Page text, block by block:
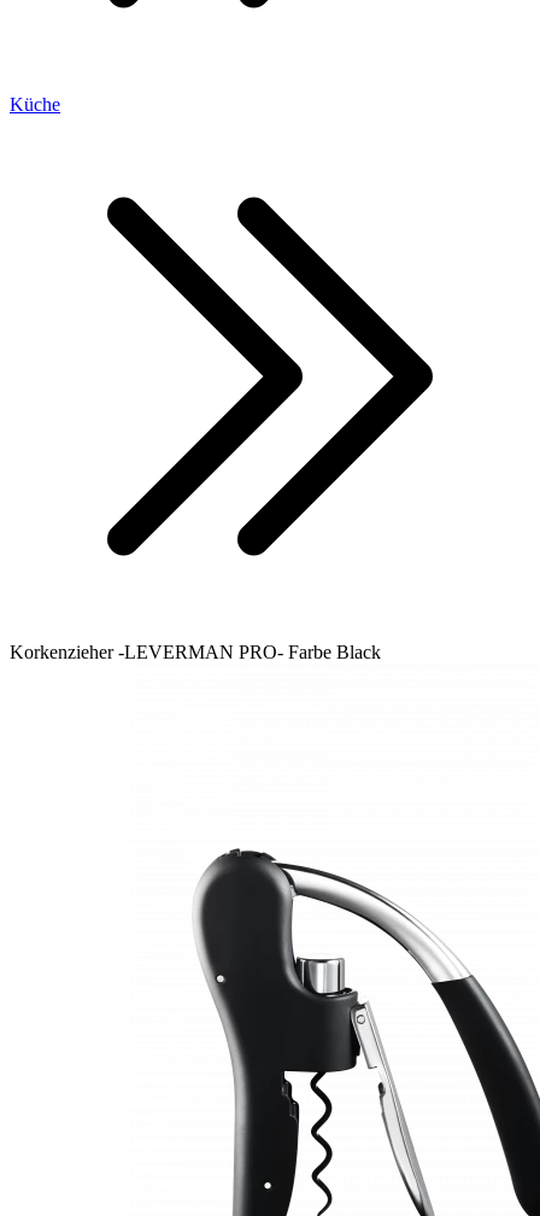
Küche
Korkenzieher -LEVERMAN PRO- Farbe Black